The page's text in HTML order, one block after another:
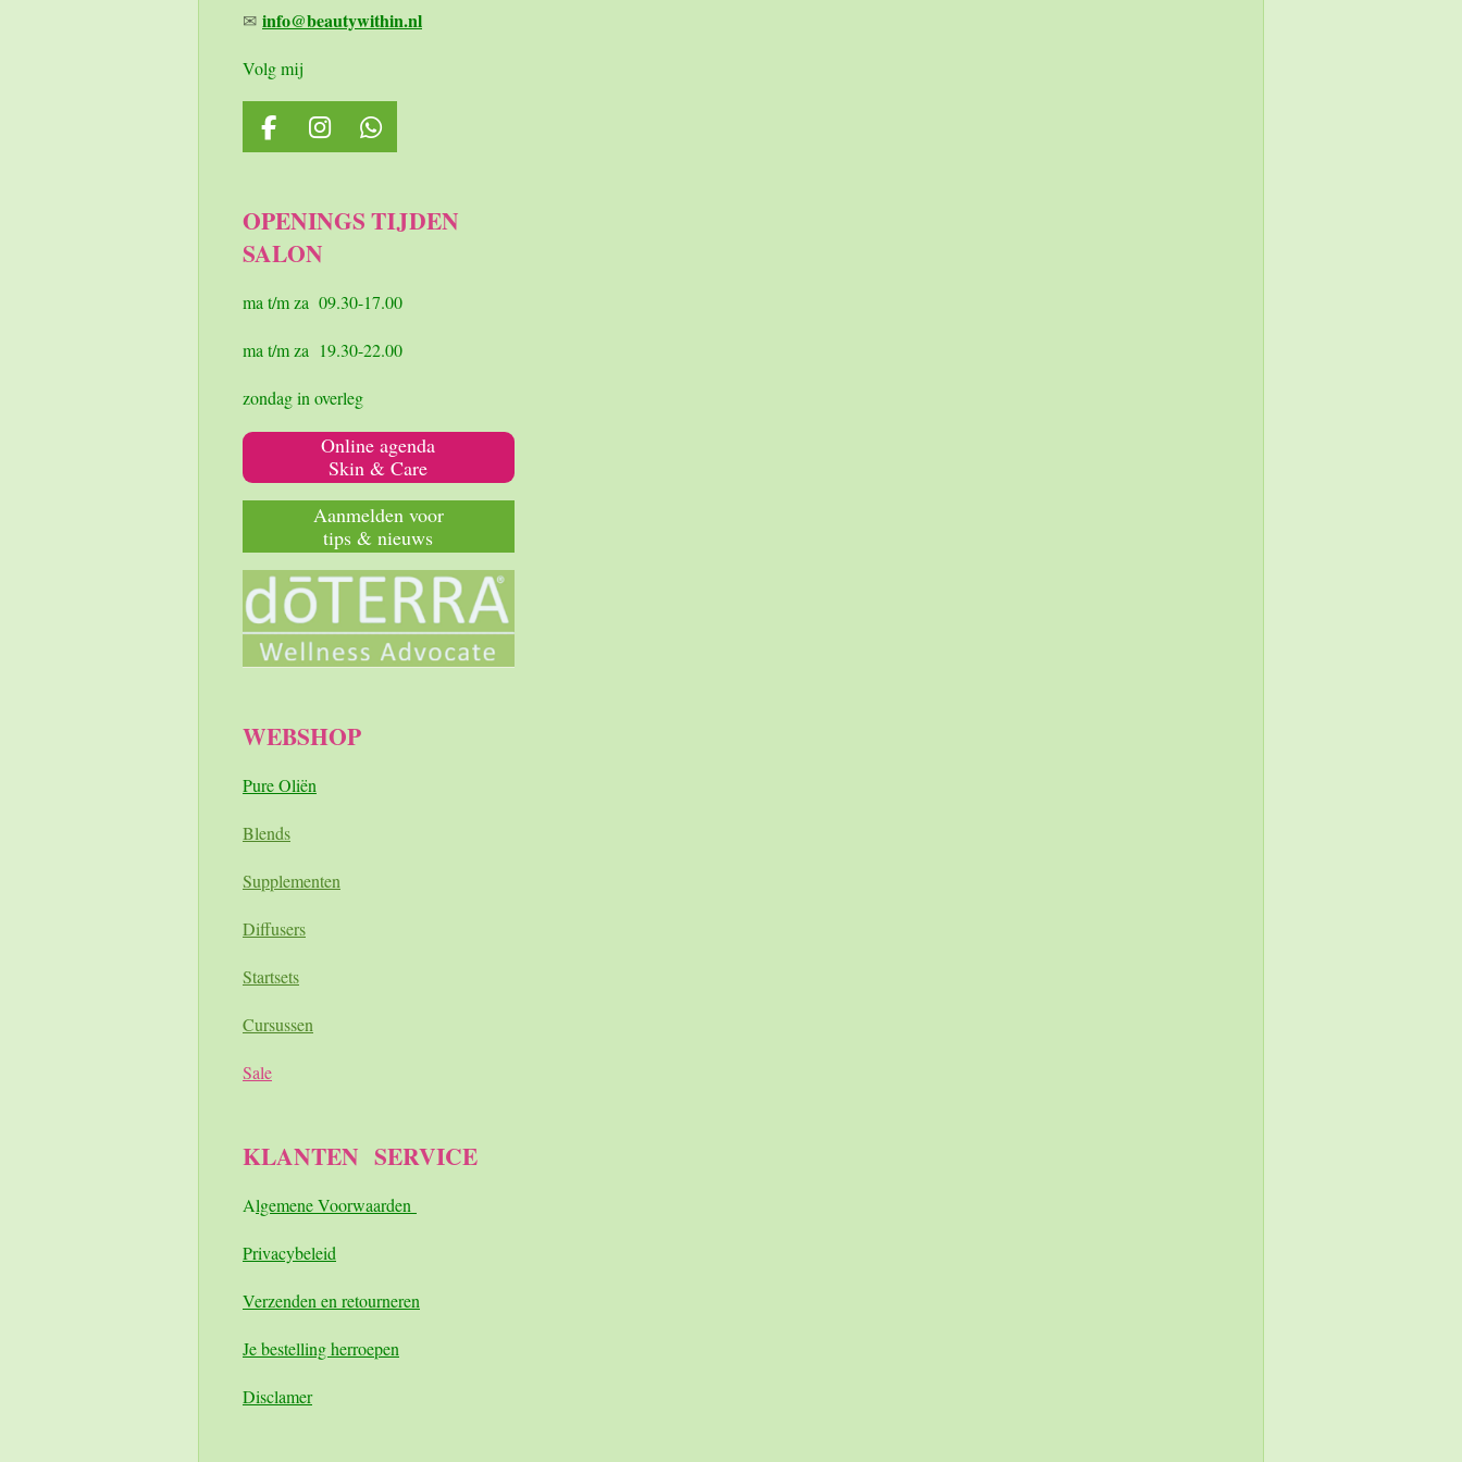
✉ info@beautywithin.nl
Volg mij
F
a
b
o
k
I
n
a
g
a
W
h
s
p
OPENINGS TIJDEN
SALON
ma t/m za 09.30-17.00
ma t/m za 19.30-22.00
zondag in overleg
Online agenda
Skin & Care
Aanmelden voor
tips & nieuws
WEBSHOP
Pure Oliën
Blends
Supplementen
Diffusers
Startsets
Cursussen
Sale
KLANTEN SERVICE
Algemene Voorwaarden
Privacybeleid
Verzenden en retourneren
Je bestelling herroepen
Disclamer